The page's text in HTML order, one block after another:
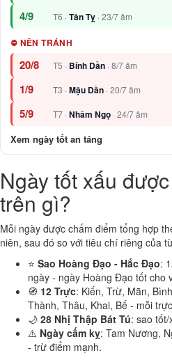
4/9 T6 · Tân Tỵ · 23/7 âm
⛔ NÊN TRÁNH
20/8 T5 · Bính Dần · 8/7 âm
1/9 T3 ·Mậu Dần · 20/7 âm
5/9 T7 ·Nhâm Ngọ · 24/7 âm
Xem ngày tốt an táng
Ngày tốt xấu
trên gì?
Mỗi ngày được chấm điểm tổng hợp
niên, sau đó so với tiêu chí riêng của
⭐ Sao Hoàng Đạo - Hắc Đạo:
ngày - ngày Hoàng Đạo tốt cho
🧭 12 Trực: Kiến, Trừ, Mãn,
Thành, Thâu, Khai, Bế - mỗi
🌙 28 Nhị Thập Bát Tú: sao
⚠️ Ngày cấm kỵ: Tam Nương,
- trừ điểm mạnh.